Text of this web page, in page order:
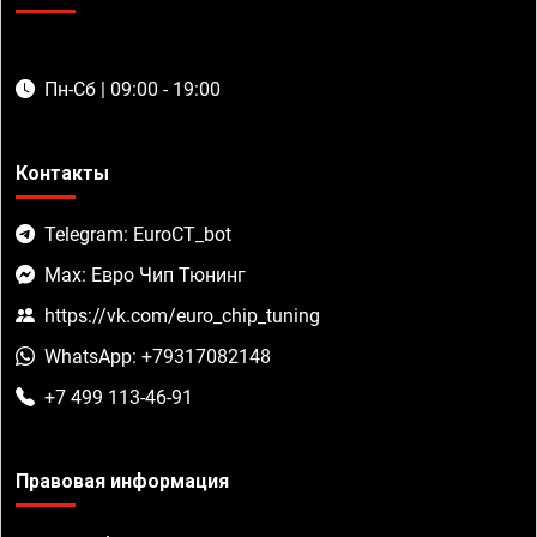
Пн-Сб | 09:00 - 19:00
Контакты
Telegram: EuroCT_bot
Max: Евро Чип Тюнинг
https://vk.com/euro_chip_tuning
WhatsApp: +79317082148
+7 499 113-46-91
Правовая информация